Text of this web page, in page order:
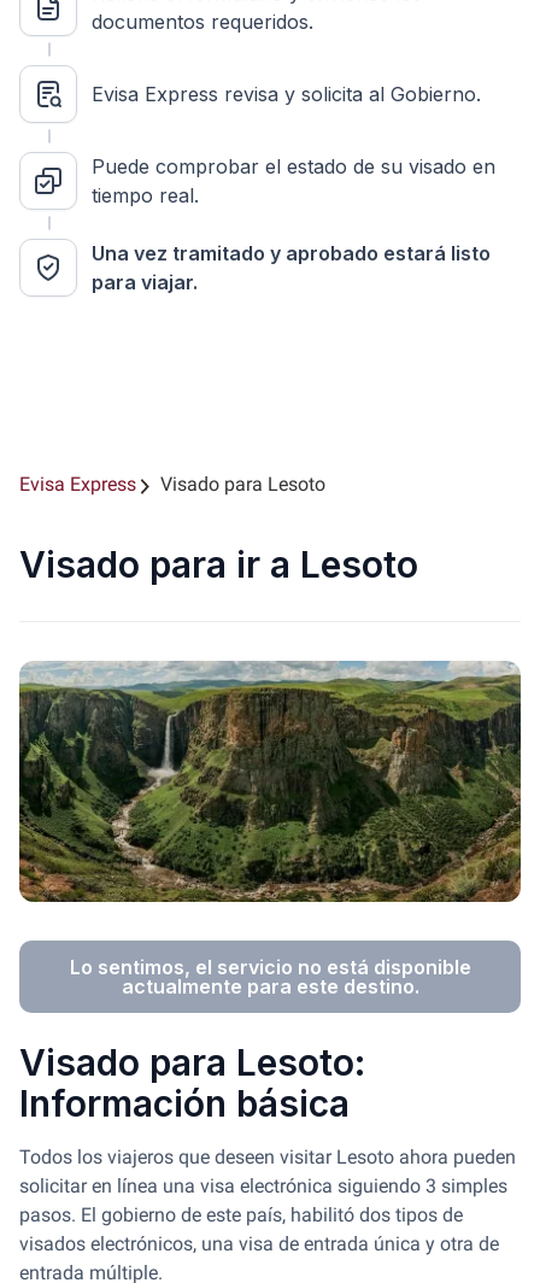
documentos requeridos.
Evisa Express revisa y solicita al Gobierno.
Puede comprobar el estado de su visado en
tiempo real.
Una vez tramitado y aprobado estará listo
para viajar.
Evisa Express Visado para Lesoto
Visado para ir a Lesoto
Lo sentimos, el servicio no está disponible
actualmente para este destino.
Visado para Lesoto:
Información básica
Todos los viajeros que deseen visitar Lesoto ahora pueden
solicitar en línea una visa electrónica siguiendo 3 simples
pasos. El gobierno de este país, habilitó dos tipos de
visados electrónicos, una visa de entrada única y otra de
entrada múltiple.